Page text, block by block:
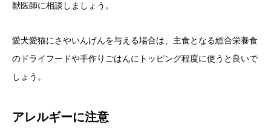
獣医師に相談しましょう。
愛犬愛猫にさやいんげんを与える場合は、主食となる総合栄養食
のドライフードや手作りごはんにトッピング程度に使うと良いで
しょう。
アレルギーに注意